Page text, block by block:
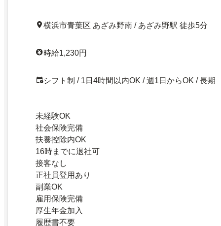
横浜市青葉区 あざみ野南 / あざみ野駅 徒歩5分
時給1,230円
シフト制 / 1日4時間以内OK / 週1日からOK / 長期
未経験OK
社会保険完備
扶養控除内OK
16時までに退社可
接客なし
正社員登用あり
副業OK
雇用保険完備
厚生年金加入
履歴書不要